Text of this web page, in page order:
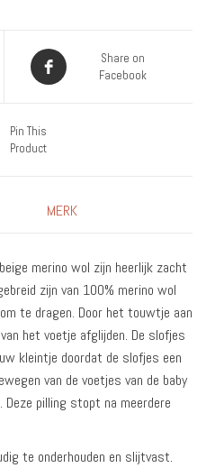
Share on
Facebook
Pin This
Product
MERK
merino wol zijn heerlijk zacht
zijn van 100% merino wol
te dragen. Door het touwtje aan
het voetje afglijden. De slofjes
kleintje doordat de slofjes een
van de voetjes van de baby
pilling stopt na meerdere
te onderhouden en slijtvast.